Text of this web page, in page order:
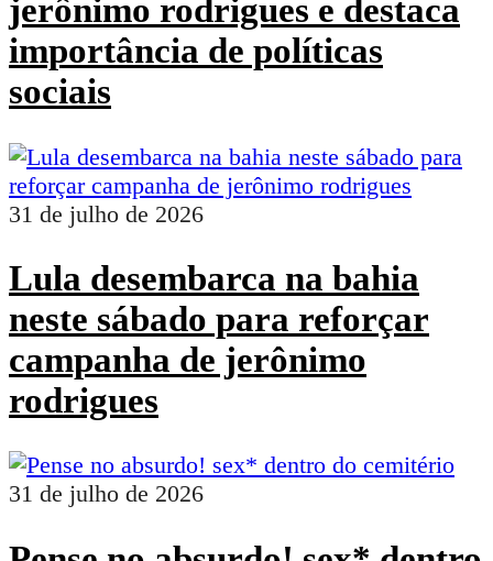
jerônimo rodrigues e destaca
importância de políticas
sociais
31 de julho de 2026
Lula desembarca na bahia
neste sábado para reforçar
campanha de jerônimo
rodrigues
31 de julho de 2026